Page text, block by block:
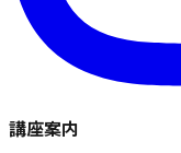
講座案内